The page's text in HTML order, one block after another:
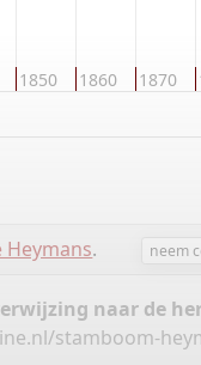
1850 1860 1870
Heymans. neem
naar de
stamboom-